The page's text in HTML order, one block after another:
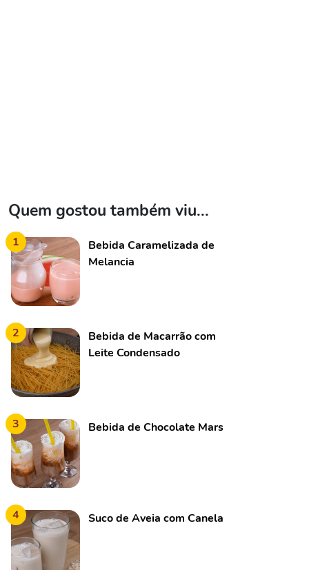
Quem gostou também viu...
1
Bebida Caramelizada de
Melancia
2
Bebida de Macarrão com
Leite Condensado
3 Bebida de Chocolate Mars
4 Suco de Aveia com Canela